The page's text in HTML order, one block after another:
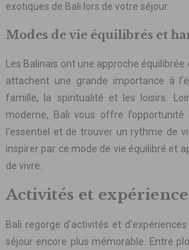
exotiques de Bali lors de votre séjour.
Modes de vie équilibrés et
Les Balinais ont une approche
attachent une grande importance à
famille, la spiritualité et les loisirs.
moderne, Bali vous offre
l’essentiel et de trouver un rythme de
inspirer par ce mode de vie équilibré et
de vivre.
Activités et
Bali regorge d’activités et
séjour encore plus mémorable. Entre